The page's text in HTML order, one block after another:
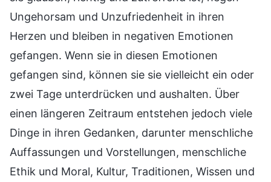
Ungehorsam und Unzufriedenheit in ihren
Herzen und bleiben in negativen Emotionen
gefangen. Wenn sie in diesen Emotionen
gefangen sind, können sie sie vielleicht ein oder
zwei Tage unterdrücken und aushalten. Über
einen längeren Zeitraum entstehen jedoch viele
Dinge in ihren Gedanken, darunter menschliche
Auffassungen und Vorstellungen, menschliche
Ethik und Moral, Kultur, Traditionen, Wissen und